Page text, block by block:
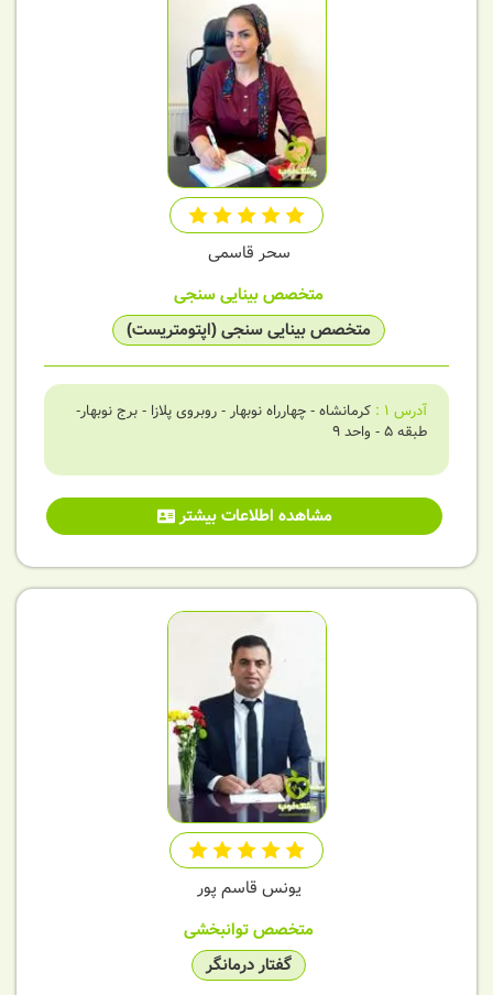
سحر قاسمی
متخصص بینایی سنجی
متخصص بینایی سنجی (اپتومتریست)
آدرس 1
: کرمانشاه - چهارراه نوبهار - روبروی پلازا - برج نوبهار-
طبقه 5 - واحد ۹
مشاهده اطلاعات بیشتر
یونس قاسم پور
متخصص توانبخشی
گفتار درمانگر